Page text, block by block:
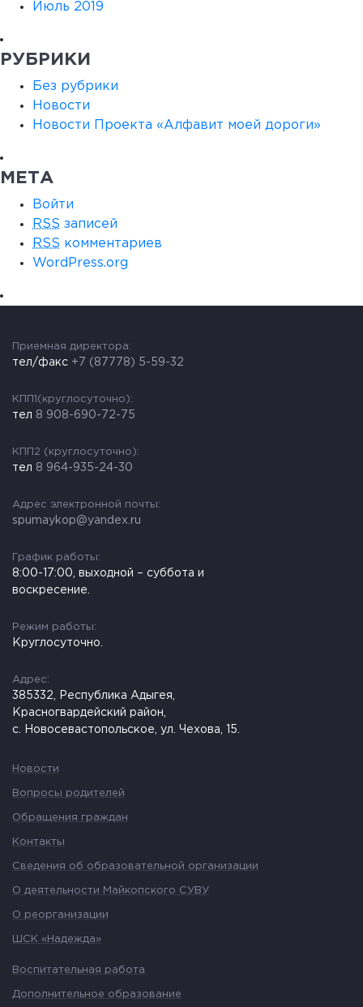
Июль 2019
РУБРИКИ
Без рубрики
Новости
Новости Проекта «Алфавит моей дороги»
МЕТА
Войти
RSS записей
RSS комментариев
WordPress.org
Приемная директора:
тел/факс +7 (87778) 5-59-32
КПП1(круглосуточно):
тел 8 908-690-72-75
КПП2 (круглосуточно):
тел 8 964-935-24-30
Адрес электронной почты:
spumaykop@yandex.ru
График работы:
8:00-17:00, выходной – суббота и
воскресение.
Режим работы:
Круглосуточно.
Адрес:
385332, Республика Адыгея,
Красногвардейский район,
с. Новосевастопольское, ул. Чехова, 15.
Новости
Вопросы родителей
Обращения граждан
Контакты
Сведения об образовательной организации
О деятельности Майкопского СУВУ
О реорганизации
ШСК «Надежда»
Воспитательная работа
Дополнительное образование